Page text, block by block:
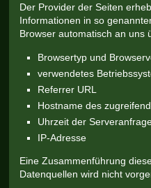
Der Provider der Seiten
Informationen in so
Browser automatisch an uns
Browsertyp und
verwendetes
Referrer URL
Hostname des
Uhrzeit der
IP-Adresse
Eine Zusammenführung
Datenquellen wird nicht